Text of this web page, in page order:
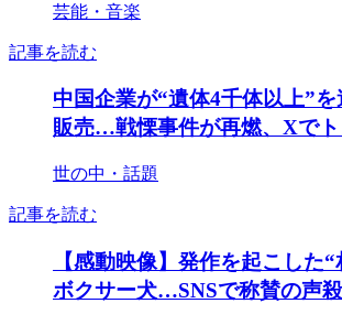
芸能・音楽
記事を読む
中国企業が“遺体4千体以上”
販売…戦慄事件が再燃、Xでト
世の中・話題
記事を読む
【感動映像】発作を起こした
ボクサー犬…SNSで称賛の声